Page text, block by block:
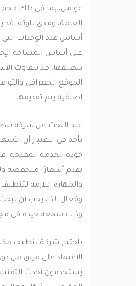
عوامل، بما في ذلك حجم
العامة، ومدى تلوثه. قد يتم
أساس عدد الوحدات التي
على أساس المساحة
تنظيفها. قد تتفاوت الأسعار
الموقع الجغرافي والتوافر
إضافية يتم تقديمها.
عند البحث عن شركة تنظيف
تأخذ في الاعتبار أن الأسعار
جودة الخدمة المقدمة. قد
تقدم أسعارًا منخفضة ولكن
والمهارة اللازمة لتنظيف
وفعال. لذا، يجب أن تبحث
وذات سمعة جيدة في مجال
باختيار شركة تنظيف
الاعتماد على فريق من ذوي
يستخدمون أحدث التقنيات